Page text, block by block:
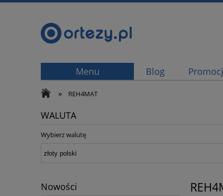
Menu Blog
» REH4MAT
WALUTA
Wybierz walutę
Nowości